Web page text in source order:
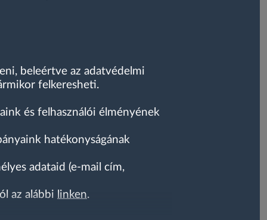
beleértve az adatvédelmi
felkeresheti.
és felhasználói élményének
hatékonyságának
adataid (e-mail cím,
az alábbi linken.